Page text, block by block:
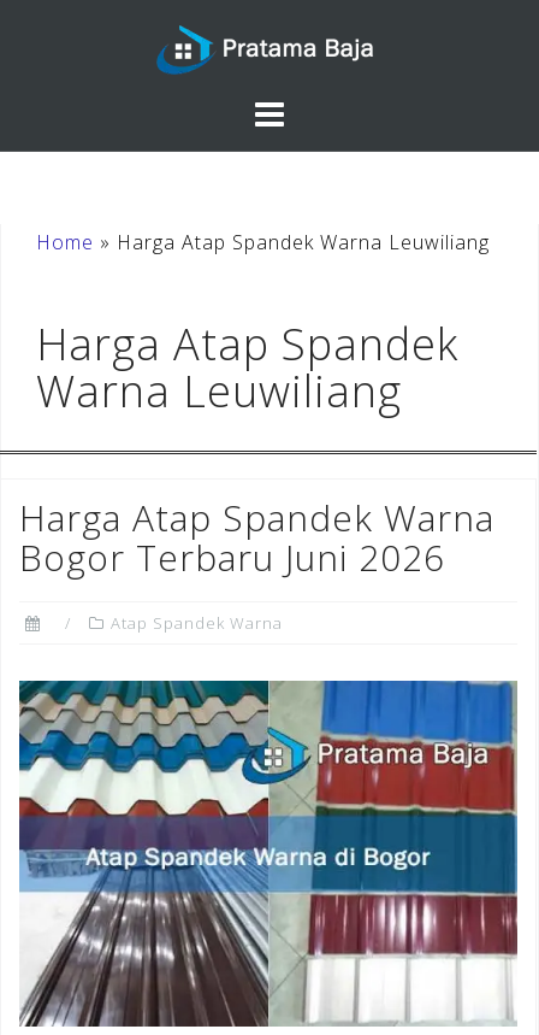
Home » Harga Atap Spandek Warna Leuwiliang
Harga Atap Spandek
Warna Leuwiliang
Harga Atap Spandek Warna
Bogor Terbaru Juni 2026
Atap Spandek Warna